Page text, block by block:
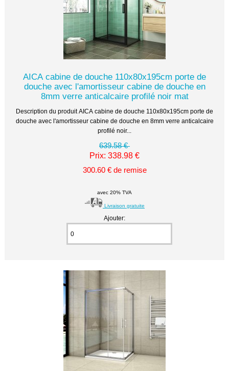
AICA cabine de douche 110x80x195cm porte de
douche avec l'amortisseur cabine de douche en
8mm verre anticalcaire profilé noir mat
Description du produit AICA cabine de douche 110x80x195cm porte de
douche avec l'amortisseur cabine de douche en 8mm verre anticalcaire
profilé noir...
639.58 €
Prix: 338.98 €
300.60 € de remise
avec 20% TVA
Livraison gratuite
Ajouter: